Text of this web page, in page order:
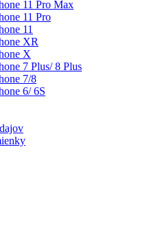
11 Pro Max
11 Pro
11
XR
X
7 Plus/ 8 Plus
7/8
6/ 6S